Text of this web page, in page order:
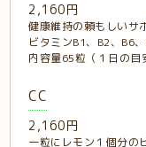
2,160円
健康維持の頼もしいサ
ビタミンB1、B2、B6
内容量65粒（１日の目
CC
2,160円
一粒にレモン１個分の